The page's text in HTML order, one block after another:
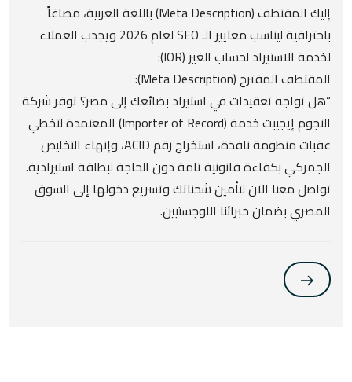
إليك المقتطف (Meta Description) باللغة العربية، مصاغاً
باحترافية ليناسب معايير الـ SEO لعام 2026 ويجذب العملاء
لخدمة الاستيراد لحساب الغير (IOR):
المقتطف المقترح (Meta Description):
“هل تواجه تعقيدات في استيراد بضائعك إلى مصر؟ توفر شركة
النجوم إيجيبت خدمة (Importer of Record) المعتمدة لتخطي
عقبات منظومة نافذة، استخراج رقم ACID، وإنهاء التخليص
الجمركي بكفاءة قانونية تامة دون الحاجة لبطاقة استيرادية.
تواصل معنا الآن لتأمين شحناتك وتسريع دخولها إلى السوق
المصري بضمان خبرائنا اللوجستيين.